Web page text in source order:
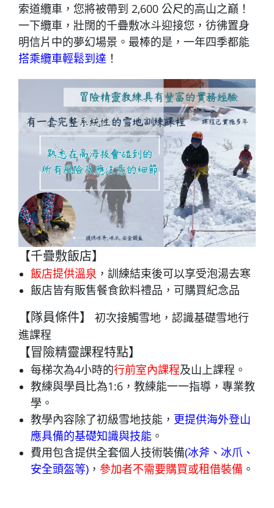
索道纜車，您將被帶到 2,600 公尺的高山之巔！
一下纜車，壯闊的千疊敷冰斗迎接您，彷彿置身
明信片中的夢幻場景。最棒的是，一年四季都能
搭乘纜車輕鬆到達 ！
【千疊敷飯店】
飯店提供溫泉 ，訓練結束後可以享受泡湯去寒
飯店皆有販售餐食飲料禮品，可購買紀念品
【隊員條件】
初次接觸雪地，認識基礎雪地行
進課程
【冒險精靈課程特點】
每梯次為4小時的行前室內課程及山上課程。
教練與學員比為1:6，教練能一一指導，專業教
學。
教學內容除了初級雪地技能， 更提供海外登山
應具備的基礎知識與技能 。
費用包含提供全套個人技術裝備(冰斧、冰爪、
安全頭盔等) ， 參加者不需要購買或租借裝備 。